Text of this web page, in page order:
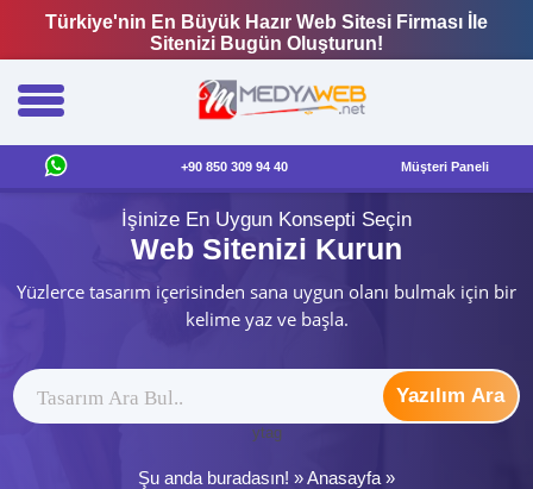
Türkiye'nin En Büyük Hazır Web Sitesi Firması İle
Sitenizi Bugün Oluşturun!
+90 850 309 94 40 Müşteri Paneli
İşinize En Uygun Konsepti Seçin
Web Sitenizi Kurun
Yüzlerce tasarım içerisinden sana uygun olanı bulmak için bir
kelime yaz ve başla.
Yazılım Ara
ytag
Şu anda buradasın! »Anasayfa »